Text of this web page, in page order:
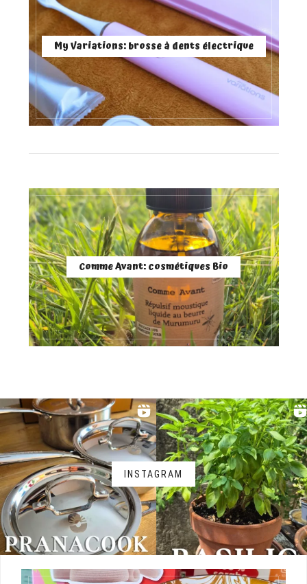
My Variations: brosse à dents électrique
Comme Avant: cosmétiques Bio
INSTAGRAM